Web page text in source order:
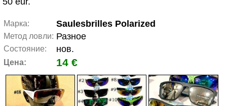
Марка: Saulesbrilles Polarized
Метод ловли: Разное
Состояние: нов.
Цена: 14 €